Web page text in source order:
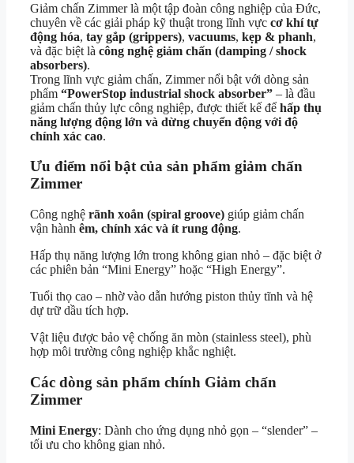
Giảm chấn Zimmer là một tập đoàn công nghiệp của Đức,
chuyên về các giải pháp kỹ thuật trong lĩnh vực cơ khí tự
động hóa, tay gắp (grippers), vacuums, kẹp & phanh,
và đặc biệt là công nghệ giảm chấn (damping / shock
absorbers).
Trong lĩnh vực giảm chấn, Zimmer nổi bật với dòng sản
phẩm “PowerStop industrial shock absorber” – là đầu
giảm chấn thủy lực công nghiệp, được thiết kế để hấp thụ
năng lượng động lớn và dừng chuyển động với độ
chính xác cao.
Ưu điểm nổi bật của sản phẩm giảm chấn
Zimmer
Công nghệ rãnh xoắn (spiral groove) giúp giảm chấn
vận hành êm, chính xác và ít rung động.
Hấp thụ năng lượng lớn trong không gian nhỏ – đặc biệt ở
các phiên bản “Mini Energy” hoặc “High Energy”.
Tuổi thọ cao – nhờ vào dẫn hướng piston thủy tĩnh và hệ
dự trữ dầu tích hợp.
Vật liệu được bảo vệ chống ăn mòn (stainless steel), phù
hợp môi trường công nghiệp khắc nghiệt.
Các dòng sản phẩm chính Giảm chấn
Zimmer
Mini Energy: Dành cho ứng dụng nhỏ gọn – “slender” –
tối ưu cho không gian nhỏ.